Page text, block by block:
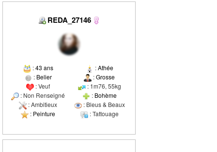
REDA_27146
:43 ans
: Belier
: Veuf
: Non Renseigné
: Ambitieux
: Peinture
:Athée
:Grosse
: 1m76, 55kg
: Bohème
: Bleus & Beaux
: Tattouage